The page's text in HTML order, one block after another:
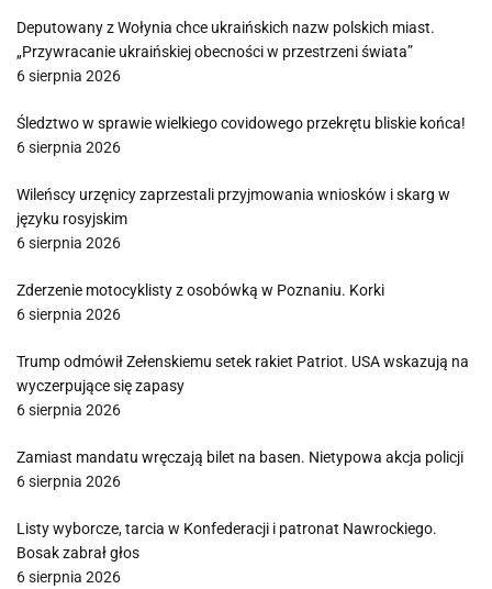
Deputowany z Wołynia chce ukraińskich nazw polskich miast.
„Przywracanie ukraińskiej obecności w przestrzeni świata”
6 sierpnia 2026
Śledztwo w sprawie wielkiego covidowego przekrętu bliskie końca!
6 sierpnia 2026
Wileńscy urzęnicy zaprzestali przyjmowania wniosków i skarg w
języku rosyjskim
6 sierpnia 2026
Zderzenie motocyklisty z osobówką w Poznaniu. Korki
6 sierpnia 2026
Trump odmówił Zełenskiemu setek rakiet Patriot. USA wskazują na
wyczerpujące się zapasy
6 sierpnia 2026
Zamiast mandatu wręczają bilet na basen. Nietypowa akcja policji
6 sierpnia 2026
Listy wyborcze, tarcia w Konfederacji i patronat Nawrockiego.
Bosak zabrał głos
6 sierpnia 2026